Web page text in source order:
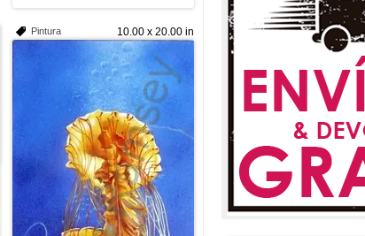
10.00 x 20.00 in
Pintura